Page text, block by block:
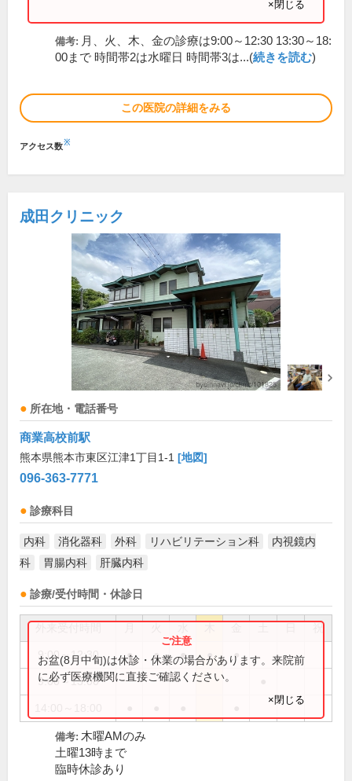
×閉じる
備考: 月、火、木、金の診療は9:00～12:30 13:30～18:
00まで 時間帯2は水曜日 時間帯3は...(続きを読む)
この医院の詳細をみる
アクセス数※
成田クリニック
所在地・電話番号
商業高校前駅
熊本県熊本市東区江津1丁目1-1 [地図]
096-363-7771
診療科目
内科 消化器科 外科 リハビリテーション科
内視鏡内
科
胃腸内科 肝臓内科
診療/受付時間・休診日
祝
9:00～12:30 ● ● ● ● ●
9:00～13:00
お盆(8月中旬)は休診・休業の場合があります。来院前
に必ず医療機関に直接ご確認ください。
×閉じる
備考: 木曜AMのみ
土曜13時まで
臨時休診あり